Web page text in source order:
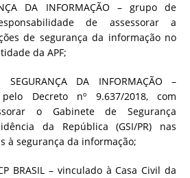
DA INFORMAÇÃO – grupo de
de assessorar a
de segurança da informação no
da APF;
SEGURANÇA DA INFORMAÇÃO –
Decreto nº 9.637/2018, com
o Gabinete de Segurança
da República (GSI/PR) nas
à segurança da informação;
BRASIL – vinculado à Casa Civil da